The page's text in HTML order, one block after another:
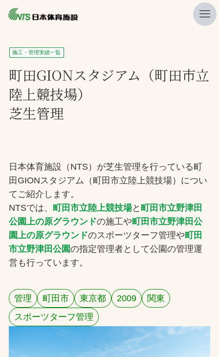
私たちの強み
ニュース
プレスリリース
レポート
会社概要
採用情報
検索
お問合せ
お取引先の皆様へ
ソーシャルメディアポリシー
施工・管理実績一覧
町田GIONスタジアム（町田市立
陸上競技場）
芝生管理
日本体育施設（NTS）が芝生管理を行っている町
田GIONスタジアム（町田市立陸上競技場）につい
てご紹介します。
NTSでは、 町田市立陸上競技場と 町田市立野津田
公園上の原グラウンドの施工や町田市立野津田公
園上の原グラウンドのスポーツターフ管理や町田
市立野津田公園の指定管理者として公園の管理運
営も行っています。
管理 町田市 東京都 2009
関東
スポーツターフ管理